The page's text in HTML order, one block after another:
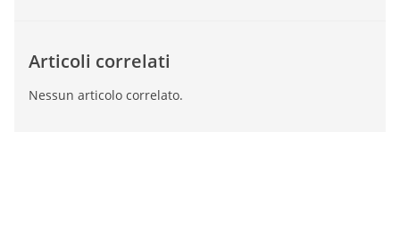
Articoli correlati
Nessun articolo correlato.